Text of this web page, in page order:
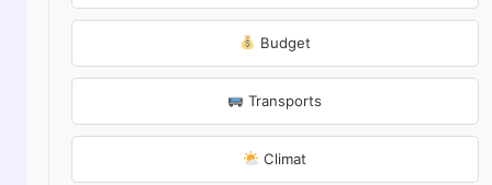
Budget
Transports
Climat